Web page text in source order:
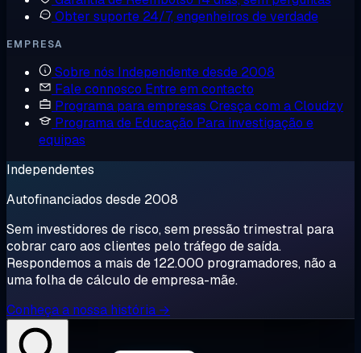
Obter suporte 24/7, engenheiros de verdade
EMPRESA
Sobre nós Independente desde 2008
Fale connosco Entre em contacto
Programa para empresas Cresça com a Cloudzy
Programa de Educação Para investigação e
equipas
Independentes
Autofinanciados desde 2008
Sem investidores de risco, sem pressão trimestral para
cobrar caro aos clientes pelo tráfego de saída.
Respondemos a mais de 122.000 programadores, não a
uma folha de cálculo de empresa-mãe.
Conheça a nossa história →